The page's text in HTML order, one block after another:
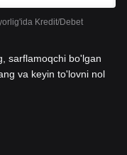
Kredit/Debet
sarflamoqchi bo'lgan
va keyin to'lovni nol